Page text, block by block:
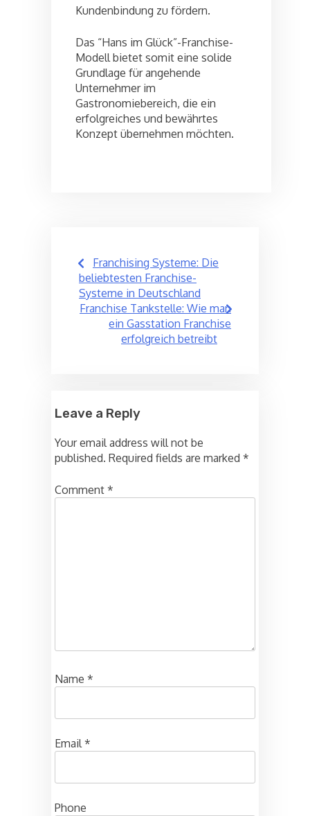
Kundenbindung zu fördern.
Das “Hans im Glück”-Franchise-
Modell bietet somit eine solide
Grundlage für angehende
Unternehmer im
Gastronomiebereich, die ein
erfolgreiches und bewährtes
Konzept übernehmen möchten.
Post
navigation
Franchising Systeme: Die
beliebtesten Franchise-
Systeme in Deutschland
Franchise Tankstelle: Wie man
ein Gasstation Franchise
erfolgreich betreibt
Leave a Reply
Your email address will not be
published. Required fields are marked *
Comment *
Name *
Email*
Phone